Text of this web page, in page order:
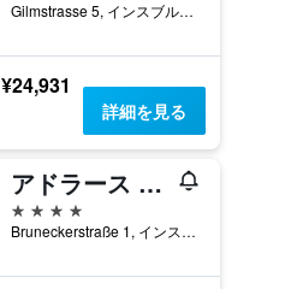
Gilmstrasse 5, インスブルック, チロル州, オーストリア
¥24,931
詳細を見る
アドラース ホテル
4つ星
Bruneckerstraße 1, インスブルック, チロル州, オーストリア